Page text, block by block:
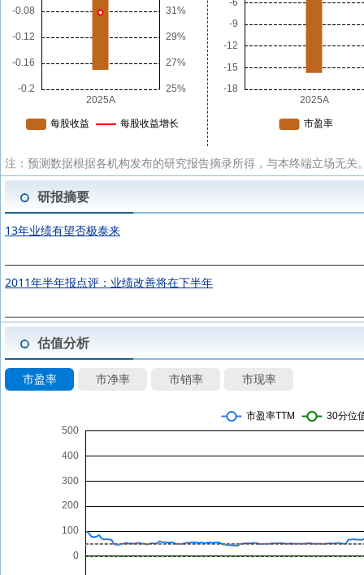
注：预测数据根据各机构发布的研究报告摘录所得，与本终端立场无
研报摘要
13年业绩有望否极泰来
2011年半年报点评：业绩改善将在下半年
估值分析
市盈率 市净率 市销率 市现率